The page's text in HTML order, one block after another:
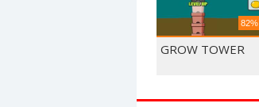
82%
GROW TOWER